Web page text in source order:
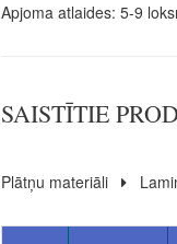
Apjoma atlaides: 5-9
SAISTĪTIE
Plātņu materiāli